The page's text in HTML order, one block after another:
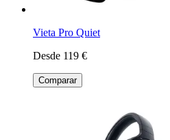
Vieta Pro Quiet
Desde 119 €
Comparar